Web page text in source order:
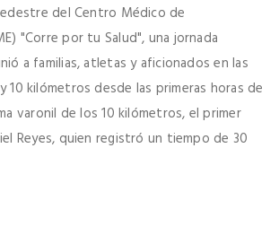
del Centro Médico de
"Corre por tu Salud", una jornada
a familias, atletas y aficionados en las
10 kilómetros desde las primeras horas de
varonil de los 10 kilómetros, el primer
Reyes, quien registró un tiempo de 30